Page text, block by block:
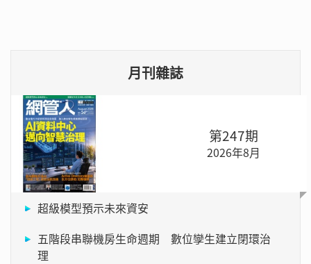
月刊雜誌
第247期
2026年8月
超級模型預示未來資安
五階段串聯機房生命週期 數位孿生建立閉環治
理